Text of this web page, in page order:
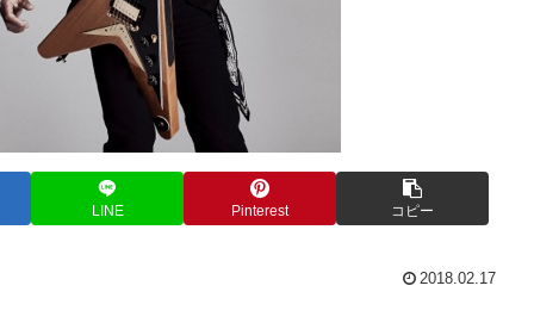
LINE Pinterest コピー
2018.02.17